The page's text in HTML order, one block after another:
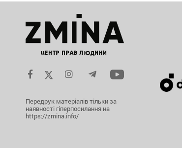
Передрук матеріалів тільки за
наявності гіперпосилання на
https://zmina.info/